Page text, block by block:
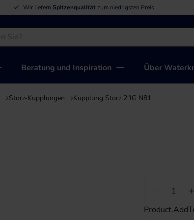
Wir liefern Spitzenqualität zum niedrigsten Preis
Beratung und Inspiration Über
Storz-Kupplungen Kupplung Storz 2"IG N81
Weniger